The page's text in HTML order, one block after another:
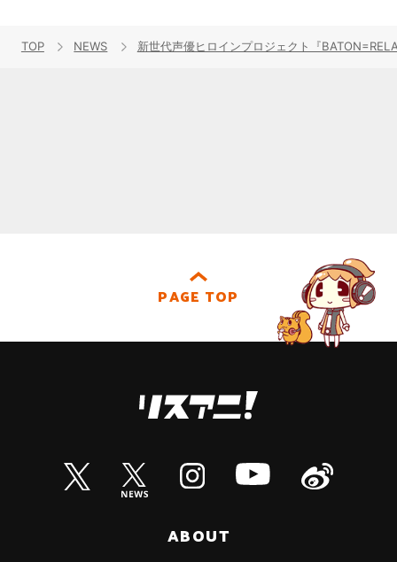
TOP NEWS 新世代声優ヒロインプロジェクト『
PAGE TOP
ABOUT